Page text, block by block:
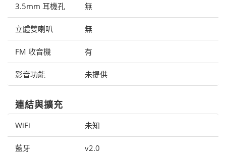
3.5mm 耳機孔 無
立體雙喇叭 無
FM 收音機 有
影音功能 未提供
連結與擴充
WiFi 未知
藍牙 v2.0